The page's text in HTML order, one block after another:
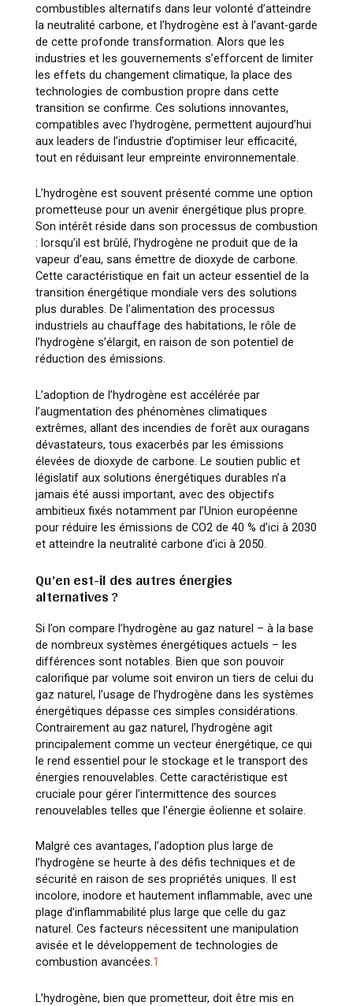
combustibles alternatifs dans leur volonté d’atteindre
la neutralité carbone, et l’hydrogène est à l’avant-garde
de cette profonde transformation. Alors que les
industries et les gouvernements s’efforcent de limiter
les effets du changement climatique, la place des
technologies de combustion propre dans cette
transition se confirme. Ces solutions innovantes,
compatibles avec l’hydrogène, permettent aujourd’hui
aux leaders de l’industrie d’optimiser leur efficacité,
tout en réduisant leur empreinte environnementale.
L’hydrogène est souvent présenté comme une option
prometteuse pour un avenir énergétique plus propre.
Son intérêt réside dans son processus de combustion
: lorsqu’il est brûlé, l’hydrogène ne produit que de la
vapeur d’eau, sans émettre de dioxyde de carbone.
Cette caractéristique en fait un acteur essentiel de la
transition énergétique mondiale vers des solutions
plus durables. De l’alimentation des processus
industriels au chauffage des habitations, le rôle de
l’hydrogène s’élargit, en raison de son potentiel de
réduction des émissions.
L’adoption de l’hydrogène est accélérée par
l’augmentation des phénomènes climatiques
extrêmes, allant des incendies de forêt aux ouragans
dévastateurs, tous exacerbés par les émissions
élevées de dioxyde de carbone. Le soutien public et
législatif aux solutions énergétiques durables n’a
jamais été aussi important, avec des objectifs
ambitieux fixés notamment par l’Union européenne
pour réduire les émissions de CO2 de 40 % d’ici à 2030
et atteindre la neutralité carbone d’ici à 2050.
Qu’en est-il des autres énergies
alternatives ?
Si l’on compare l’hydrogène au gaz naturel – à la base
de nombreux systèmes énergétiques actuels – les
différences sont notables. Bien que son pouvoir
calorifique par volume soit environ un tiers de celui du
gaz naturel, l’usage de l’hydrogène dans les systèmes
énergétiques dépasse ces simples considérations.
Contrairement au gaz naturel, l’hydrogène agit
principalement comme un vecteur énergétique, ce qui
le rend essentiel pour le stockage et le transport des
énergies renouvelables. Cette caractéristique est
cruciale pour gérer l’intermittence des sources
renouvelables telles que l’énergie éolienne et solaire.
Malgré ces avantages, l’adoption plus large de
l’hydrogène se heurte à des défis techniques et de
sécurité en raison de ses propriétés uniques. Il est
incolore, inodore et hautement inflammable, avec une
plage d’inflammabilité plus large que celle du gaz
naturel. Ces facteurs nécessitent une manipulation
avisée et le développement de technologies de
combustion avancées.1
L’hydrogène, bien que prometteur, doit être mis en